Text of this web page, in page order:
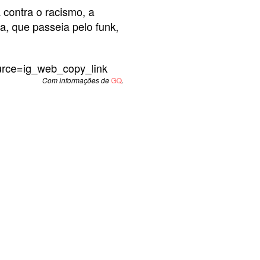
o racismo, a
que passeia pelo funk,
Com informações deGQ.